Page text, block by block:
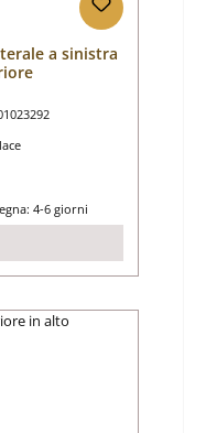
a sinistra
4-6 giorni